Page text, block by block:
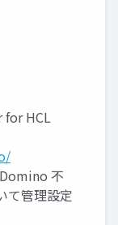
for HCL
不
て管理設定